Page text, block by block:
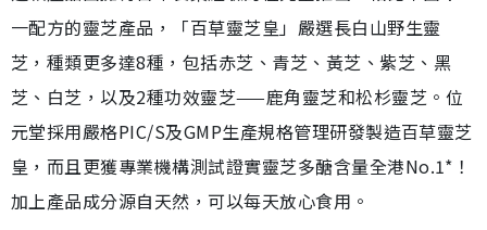
一配方的靈芝產品，「百草靈芝皇」嚴選長白山野生靈
芝，種類更多達8種，包括赤芝、青芝、黃芝、紫芝、黑
芝、白芝，以及2種功效靈芝——鹿角靈芝和松杉靈芝。位
元堂採用嚴格PIC/S及GMP生產規格管理研發製造百草靈芝
皇，而且更獲專業機構測試證實靈芝多醣含量全港No.1*！
加上產品成分源自天然，可以每天放心食用。